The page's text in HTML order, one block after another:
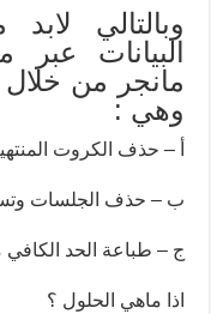
وبالتالي
البيانات
مانجر من
وهي :
أ – حذف الكروت
ب – حذف الجلسات
ج – طباعة الحد
اذا ماهي الحلول ؟